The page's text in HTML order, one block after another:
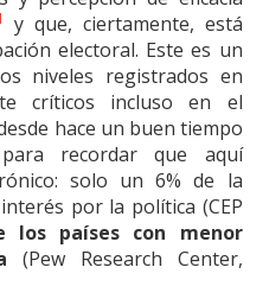
y que, ciertamente, está
electoral. Este es un
niveles registrados en
críticos incluso en el
hace un buen tiempo
recordar que aquí
solo un 6% de la
por la política (CEP
los países con menor
(Pew Research Center,